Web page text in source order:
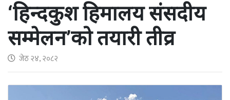
‘हिन्दकुश हिमालय संसदीय
सम्मेलन’को तयारी तीव्र
जेठ २४, २०८२